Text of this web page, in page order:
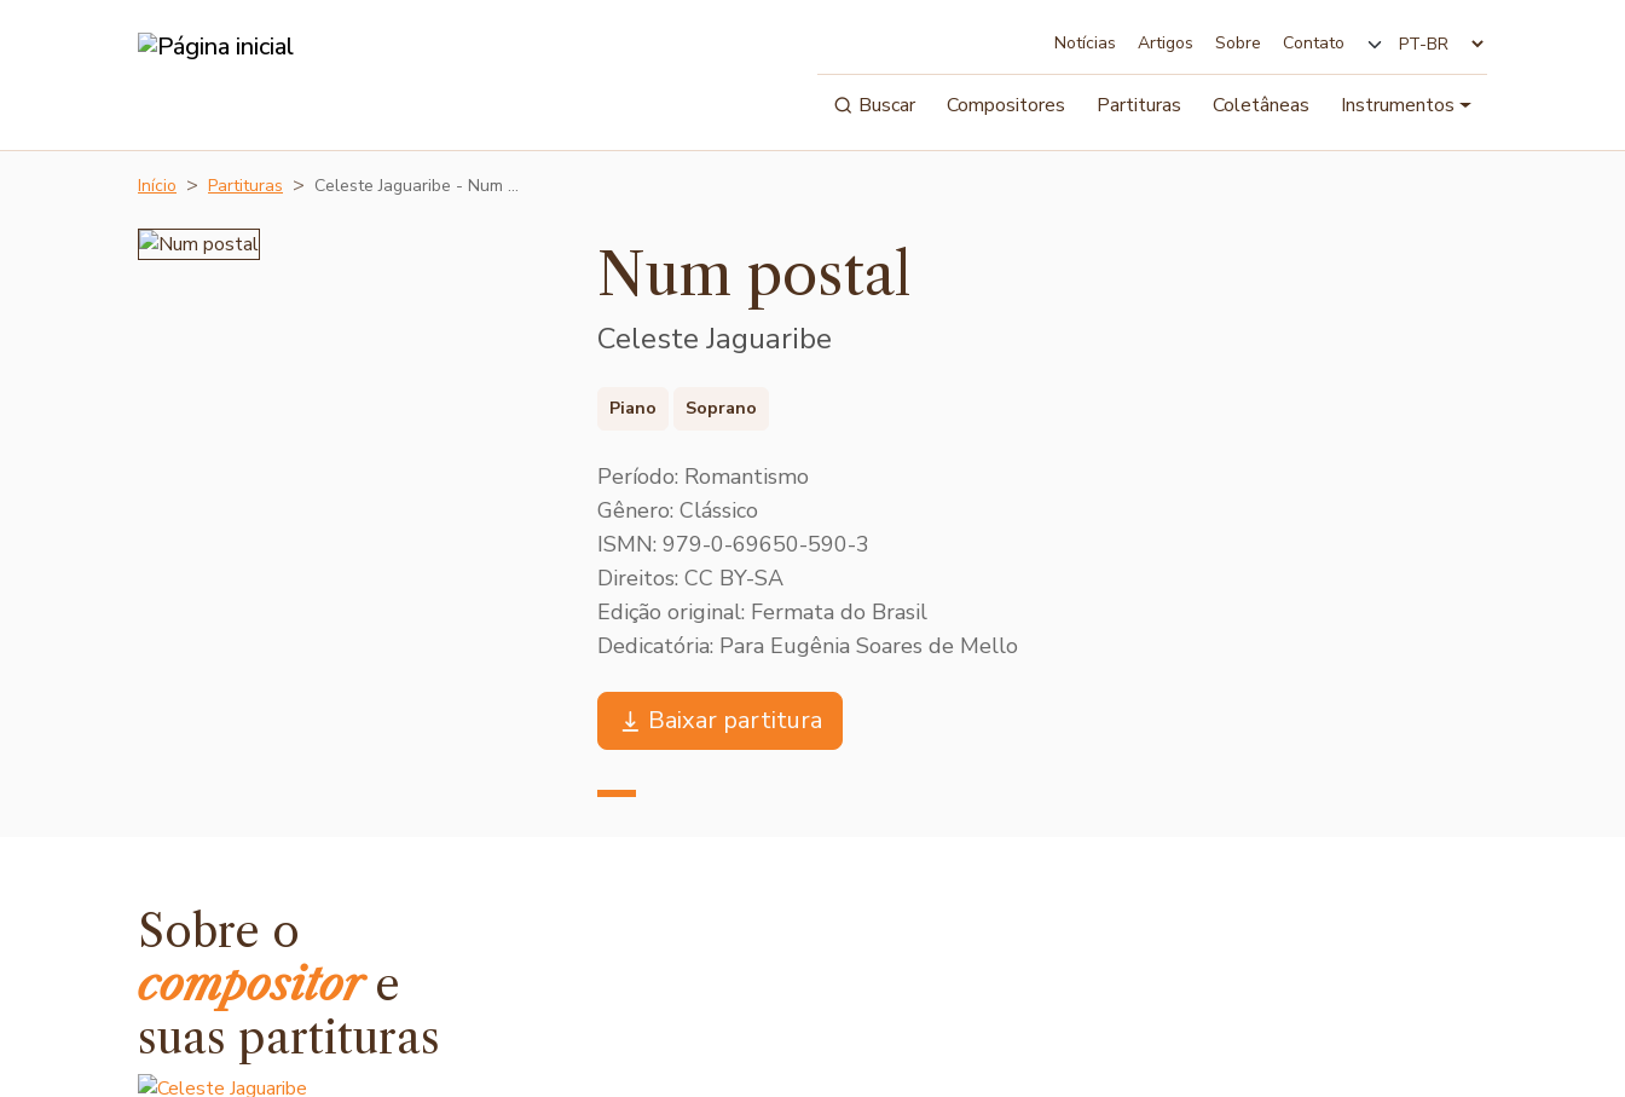
Notícias Artigos Sobre Contato
Buscar Compositores Partituras Coletâneas Instrumentos
Início Partituras Celeste Jaguaribe - Num …
Num postal
Celeste Jaguaribe
Piano Soprano
Período: Romantismo
Gênero: Clássico
ISMN: 979-0-69650-590-3
Direitos: CC BY-SA
Edição original: Fermata do Brasil
Dedicatória: Para Eugênia Soares de Mello
Baixar partitura
Sobre o
compositore
suas partituras